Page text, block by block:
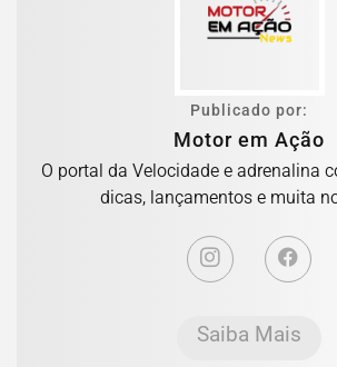
Publicado por:
Motor em Ação
O portal da Velocidade e adrenalina
dicas, lançamentos e muita
Saiba Mais